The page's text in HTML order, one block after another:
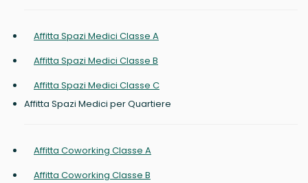
Affitta Spazi Medici Classe A
Affitta Spazi Medici Classe B
Affitta Spazi Medici Classe C
Affitta Spazi Medici per Quartiere
Affitta Coworking Classe A
Affitta Coworking Classe B